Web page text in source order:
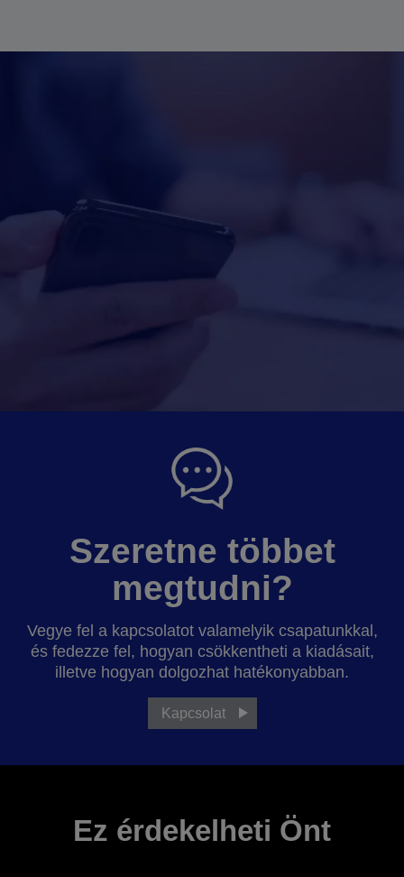
Szeretne többet
megtudni?
Vegye fel a kapcsolatot valamelyik csapatunkkal,
és fedezze fel, hogyan csökkentheti a kiadásait,
illetve hogyan dolgozhat hatékonyabban.
Kapcsolat
Ez érdekelheti Önt